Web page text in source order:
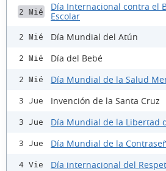
2 Mié
Día Internacional contra el
Escolar
2 Mié Día Mundial del Atún
2 Mié Día del Bebé
2 Mié Día Mundial de la Salud
3 Jue Invención de la Santa Cruz
3 Jue Día Mundial de la Libertad
3 Jue Día Mundial de la
4 Vie Día internacional del